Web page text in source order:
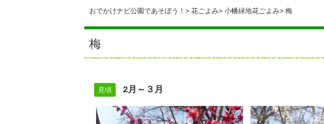
おでかけナビ公園であそぼう！ 花ごよみ 小幡緑地花ごよみ 梅
梅
見頃 2月～３月